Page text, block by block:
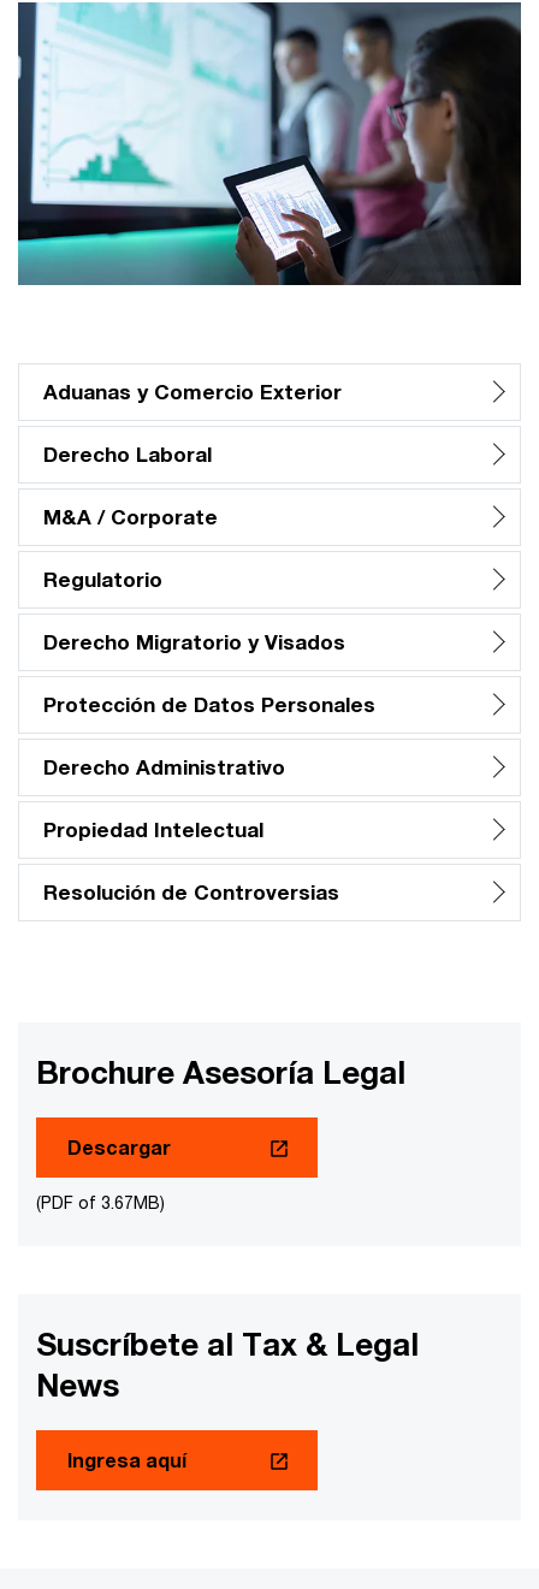
Aduanas y Comercio Exterior
Derecho Laboral
M&A / Corporate
Regulatorio
Derecho Migratorio y Visados
Protección de Datos Personales
Derecho Administrativo
Propiedad Intelectual
Resolución de Controversias
Brochure Asesoría Legal
Descargar
(PDF of 3.67MB)
Suscríbete al Tax & Legal
News
Ingresa aquí